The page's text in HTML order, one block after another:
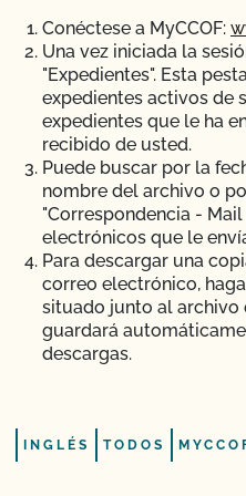
Conéctese a MyCCOF:
Una vez iniciada la
"Expedientes". Esta
expedientes activos de
expedientes que le ha
recibido de usted.
Puede buscar por la
nombre del archivo o
"Correspondencia -
electrónicos que le
Para descargar una
correo electrónico,
situado junto al archivo
guardará
descargas.
INGLÉS TODOS